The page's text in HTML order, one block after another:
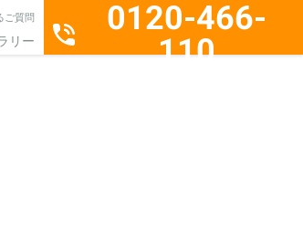
ご質問
リー
0120-466-
110